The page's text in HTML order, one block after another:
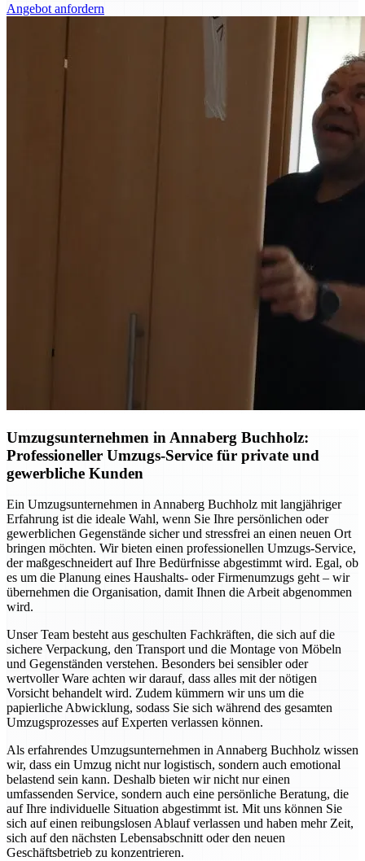
Angebot anfordern
Umzugsunternehmen in Annaberg Buchholz:
Professioneller Umzugs-Service für private und
gewerbliche Kunden
Ein Umzugsunternehmen in Annaberg Buchholz mit langjähriger
Erfahrung ist die ideale Wahl, wenn Sie Ihre persönlichen oder
gewerblichen Gegenstände sicher und stressfrei an einen neuen Ort
bringen möchten. Wir bieten einen professionellen Umzugs-Service,
der maßgeschneidert auf Ihre Bedürfnisse abgestimmt wird. Egal, ob
es um die Planung eines Haushalts- oder Firmenumzugs geht – wir
übernehmen die Organisation, damit Ihnen die Arbeit abgenommen
wird.
Unser Team besteht aus geschulten Fachkräften, die sich auf die
sichere Verpackung, den Transport und die Montage von Möbeln
und Gegenständen verstehen. Besonders bei sensibler oder
wertvoller Ware achten wir darauf, dass alles mit der nötigen
Vorsicht behandelt wird. Zudem kümmern wir uns um die
papierliche Abwicklung, sodass Sie sich während des gesamten
Umzugsprozesses auf Experten verlassen können.
Als erfahrendes Umzugsunternehmen in Annaberg Buchholz wissen
wir, dass ein Umzug nicht nur logistisch, sondern auch emotional
belastend sein kann. Deshalb bieten wir nicht nur einen
umfassenden Service, sondern auch eine persönliche Beratung, die
auf Ihre individuelle Situation abgestimmt ist. Mit uns können Sie
sich auf einen reibungslosen Ablauf verlassen und haben mehr Zeit,
sich auf den nächsten Lebensabschnitt oder den neuen
Geschäftsbetrieb zu konzentrieren.